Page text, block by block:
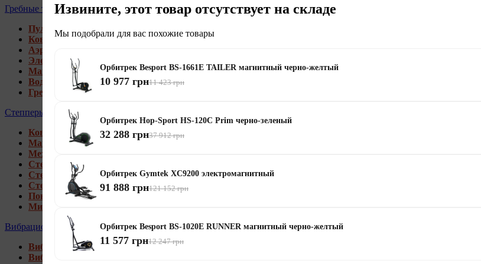
Гребные тренажеры
Пульсометри
Коврики под тренажеры
Аэромагнитные гребные тренажеры
Электромагнитные гребные тренажеры
Магнитные гребные тренажеры
Водные гребные тренажеры
Гребные тренажеры для дома
Степперы
Коврики под тренажеры
Магнитные степперы
Механические степперы
Степперы со стойкой
Степперы с эспандерами
Степперы с рукоятками
Поворотные степперы
Мини степперы
Вибрационные платформы
Виброплатформы для дома
Виброплатформы 4D
Извините, этот товар отсутствует на складе
Мы подобрали для вас похожие товары
Орбитрек Besport BS-1661E TAILER магнитный черно-желтый
10 977 грн11 423 грн
Орбитрек Hop-Sport HS-120C Prim черно-зеленый
32 288 грн37 912 грн
Орбитрек Gymtek XC9200 электромагнитный
91 888 грн121 152 грн
Орбитрек Besport BS-1020E RUNNER магнитный черно-желтый
11 577 грн12 247 грн